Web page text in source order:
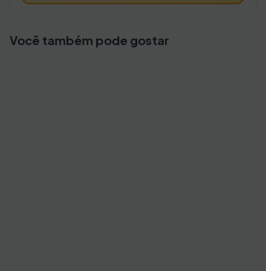
Você também pode gostar